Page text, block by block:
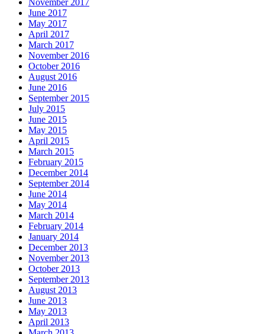
November 2017
June 2017
May 2017
April 2017
March 2017
November 2016
October 2016
August 2016
June 2016
September 2015
July 2015
June 2015
May 2015
April 2015
March 2015
February 2015
December 2014
September 2014
June 2014
May 2014
March 2014
February 2014
January 2014
December 2013
November 2013
October 2013
September 2013
August 2013
June 2013
May 2013
April 2013